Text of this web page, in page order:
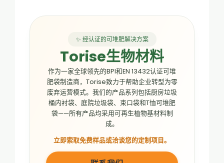
✨ 经认证的可堆肥解决方案
Torise生物材料
作为一家全球领先的BPI和EN 13432认证可堆
肥袋制造商，Torise致力于帮助企业转型为零
废弃运营模式。我们的产品系列包括厨房垃圾
桶内衬袋、庭院垃圾袋、束口袋和T恤可堆肥
袋——所有产品均采用可再生植物基材料制
成。
立即索取免费样品或洽谈您的定制项目。